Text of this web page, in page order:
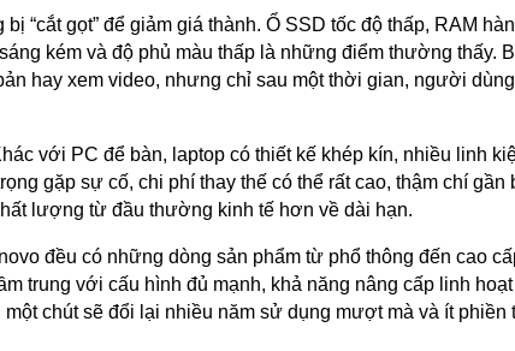
“cắt gọt” để giảm giá thành. Ổ SSD tốc độ thấp, RAM
kém và độ phủ màu thấp là những điểm thường thấy.
hay xem video, nhưng chỉ sau một thời gian, người
với PC để bàn, laptop có thiết kế khép kín, nhiều linh
gặp sự cố, chi phí thay thế có thể rất cao, thậm chí gần
lượng từ đầu thường kinh tế hơn về dài hạn.
đều có những dòng sản phẩm từ phổ thông đến cao
trung với cấu hình đủ mạnh, khả năng nâng cấp linh
chút sẽ đổi lại nhiều năm sử dụng mượt mà và ít phiền